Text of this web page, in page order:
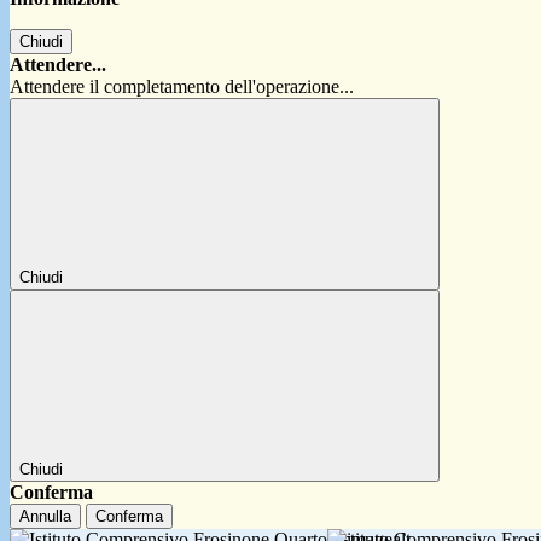
Chiudi
Attendere...
Attendere il completamento dell'operazione...
Chiudi
Chiudi
Conferma
Annulla Conferma